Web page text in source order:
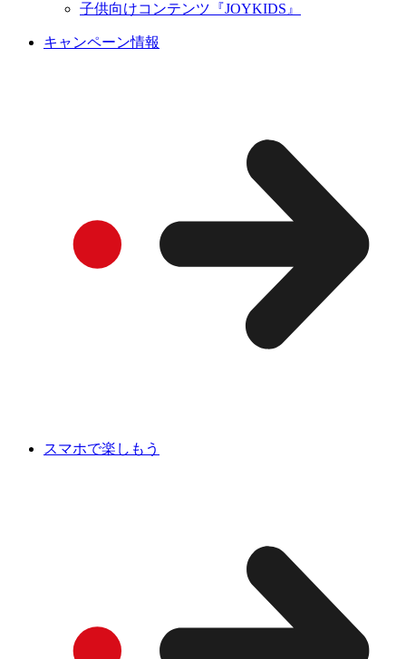
子供向けコンテンツ『JOYKIDS』
キャンペーン情報
スマホで楽しもう